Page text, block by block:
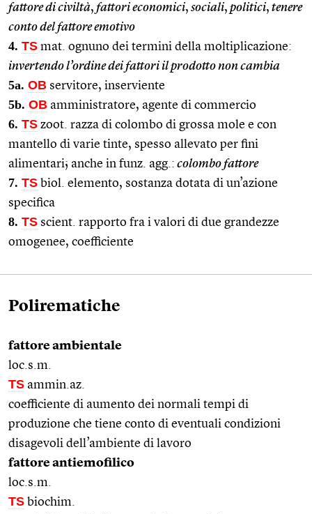
fattore di civiltà, fattori economici, sociali, politici, tenere
conto del fattore emotivo
4. TS mat. ognuno dei termini della moltiplicazione:
invertendo l’ordine dei fattori il prodotto non cambia
5a. OB servitore, inserviente
5b. OB amministratore, agente di commercio
6. TS zoot. razza di colombo di grossa mole e con
mantello di varie tinte, spesso allevato per fini
alimentari; anche in funz. agg.: colombo fattore
7. TS biol. elemento, sostanza dotata di un’azione
specifica
8. TS scient. rapporto fra i valori di due grandezze
omogenee, coefficiente
Polirematiche
fattore ambientale
loc.s.m.
TS ammin.az.
coefficiente di aumento dei normali tempi di
produzione che tiene conto di eventuali condizioni
disagevoli dell’ambiente di lavoro
fattore antiemofilico
loc.s.m.
TS biochim.